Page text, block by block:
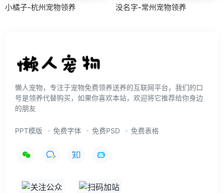
小橘子-杭州宠物领养 没名字-常州宠物领养
懒人宠物，专注于宠物免费领养送养的互联网平台，我们的口
号是领养代替购买，如果你喜欢本站，欢迎将它推荐给你身边
的朋友
PPT模版 免费字体 免费PSD 免费表格